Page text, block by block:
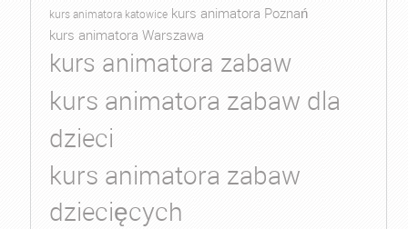
kurs animatora katowice kurs animatora Poznań
kurs animatora Warszawa
kurs animatora zabaw
kurs animatora zabaw dla
dzieci
kurs animatora zabaw
dziecięcych